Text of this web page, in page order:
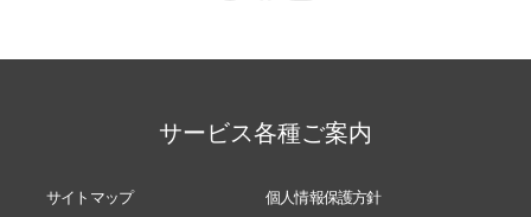
サービス各種ご案内
サイトマップ 個人情報保護方針